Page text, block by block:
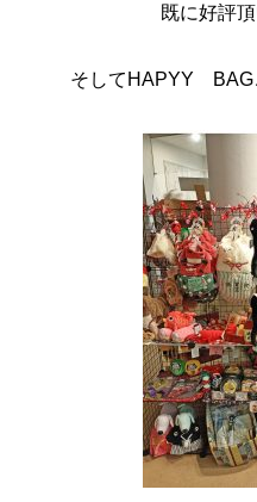
既に好評
そしてHAPYY BAG